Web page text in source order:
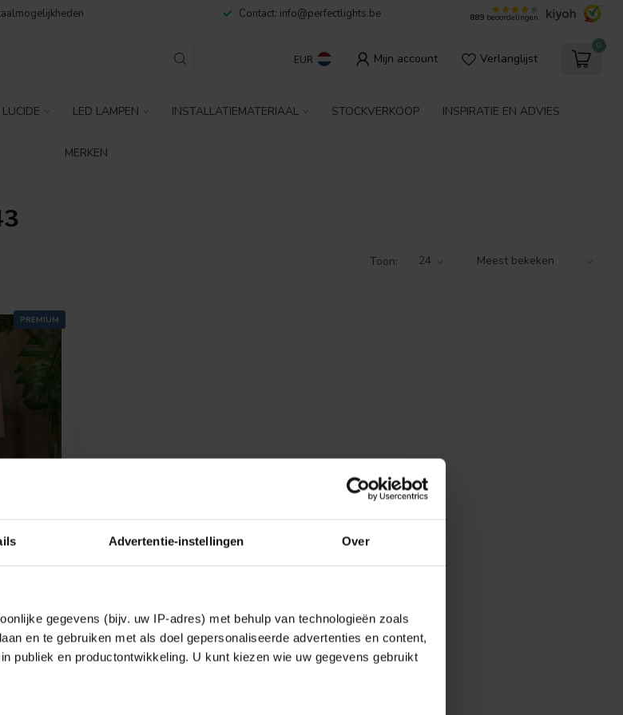
Advertentie-instellingen Over
gegevens (bijv. uw IP-adres) met behulp van technologieën zoals
en te gebruiken met als doel gepersonaliseerde advertenties en content,
publiek en productontwikkeling. U kunt kiezen wie uw gegevens gebruikt
Contact: info@perfectlights.be 889 beoordelingen
EUR Mijn account Verlanglijst
0
LED LAMPEN INSTALLATIEMATERIAAL STOCKVERKOOP INSPIRATIE EN ADVIES
MERKEN
Toon:
PREMIUM
Ø 45 cm